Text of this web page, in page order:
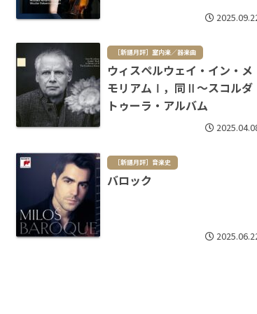
［新譜月評］室内楽／器楽曲
ウィスペルウェイ・イン・メ
モリアムⅠ，同Ⅱ～スコルダ
トゥーラ・アルバム
［新譜月評］音楽史
バロック